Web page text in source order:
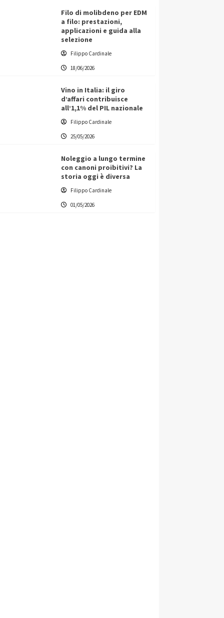
Filo di molibdeno per EDM
a filo: prestazioni,
applicazioni e guida alla
selezione
Filippo Cardinale
18/06/2026
Vino in Italia: il giro
d’affari contribuisce
all’1,1% del PIL nazionale
Filippo Cardinale
25/05/2026
Noleggio a lungo termine
con canoni proibitivi? La
storia oggi è diversa
Filippo Cardinale
01/05/2026